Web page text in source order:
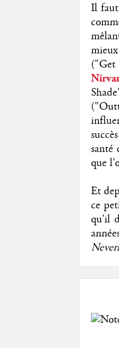
Il
("Get
santé
que
Et
ce
qu'il